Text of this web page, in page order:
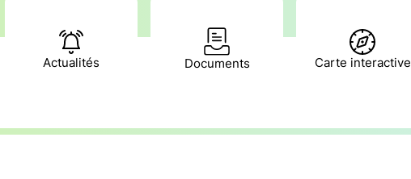
Actualités Documents Carte interactive